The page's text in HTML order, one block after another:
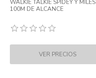
WALKIE TALKIE SPIDEY Y MILES
100M DE ALCANCE